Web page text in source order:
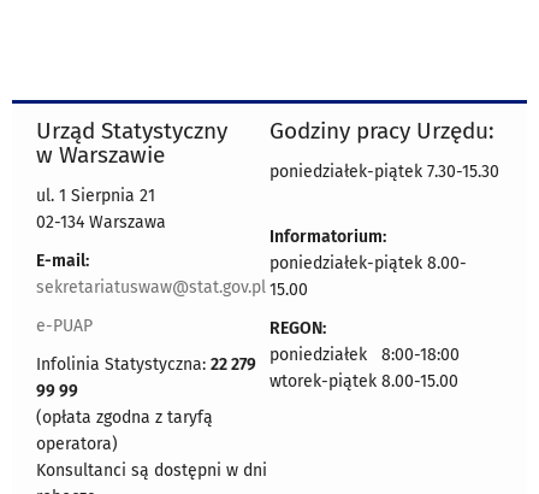
Urząd Statystyczny
w Warszawie
ul. 1 Sierpnia 21
02-134 Warszawa
E-mail:
sekretariatuswaw@stat.gov.pl
e-PUAP
Infolinia Statystyczna: 22 279
99 99
(opłata zgodna z taryfą
operatora)
Konsultanci są dostępni w dni
Godziny pracy Urzędu:
poniedziałek-piątek 7.30-15.30
Informatorium:
poniedziałek-piątek 8.00-
15.00
REGON:
poniedziałek 8:00-18:00
wtorek-piątek 8.00-15.00